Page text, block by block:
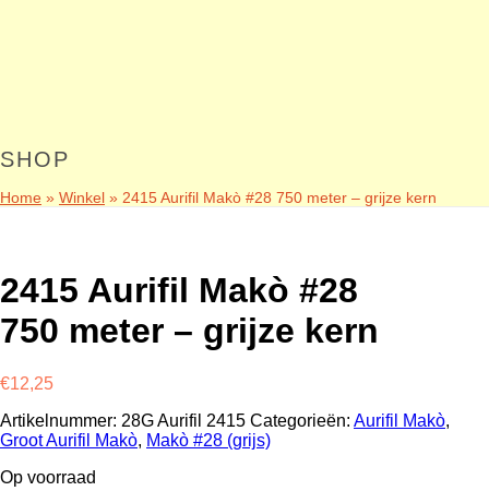
SHOP
Home » Winkel » 2415 Aurifil Makò #28 750 meter – grijze kern
2415 Aurifil Makò #28
750 meter – grijze kern
€12,25
Artikelnummer: 28G Aurifil 2415 Categorieën: Aurifil Makò,
Groot Aurifil Makò, Makò #28 (grijs)
Op voorraad